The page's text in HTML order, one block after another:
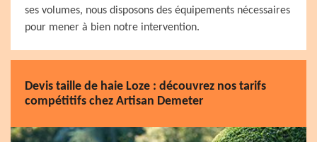
ses volumes, nous disposons des équipements nécessaires
pour mener à bien notre intervention.
Devis taille de haie Loze : découvrez nos tarifs
compétitifs chez Artisan Demeter